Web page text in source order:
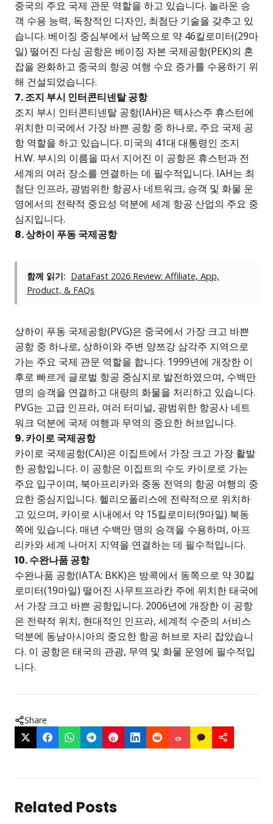
중국의 주요 국제 관문 역할을 하고 있습니다. 놀라운 승
객 수용 능력, 독창적인 디자인, 최첨단 기술을 갖추고 있
습니다. 베이징 중심부에서 남쪽으로 약 46킬로미터(29마
일) 떨어진 다싱 공항은 베이징 자본 국제공항(PEK)의 혼
잡을 완화하고 중국의 항공 여행 수요 증가를 수용하기 위
해 건설되었습니다.
7. 조지 부시 인터콘티넨탈 공항
조지 부시 인터콘티넨탈 공항(IAH)은 텍사스주 휴스턴에
위치한 미국에서 가장 바쁜 공항 중 하나로, 주요 국제 공
항 역할을 하고 있습니다. 미국의 41대 대통령인 조지
H.W. 부시의 이름을 따서 지어진 이 공항은 휴스턴과 전
세계의 여러 장소를 연결하는 데 필수적입니다. IAH는 최
첨단 인프라, 광범위한 항공사 네트워크, 승객 및 화물 운
영에서의 전략적 중요성 덕분에 세계 항공 산업의 주요 중
심지입니다.
8. 상하이 푸동 국제공항
함께 읽기: DataFast 2026 Review: Affiliate, App,
Product, & FAQs
상하이 푸동 국제공항(PVG)은 중국에서 가장 크고 바쁜
공항 중 하나로, 상하이와 주변 양쯔강 삼각주 지역으로
가는 주요 국제 관문 역할을 합니다. 1999년에 개장한 이
후로 빠르게 글로벌 항공 중심지로 발전하였으며, 수백만
명의 승객을 연결하고 대량의 화물을 처리하고 있습니다.
PVG는 고급 인프라, 여러 터미널, 광범위한 항공사 네트
워크 덕분에 국제 여행과 무역의 중요한 허브입니다.
9. 카이로 국제공항
카이로 국제공항(CAI)은 이집트에서 가장 크고 가장 활발
한 공항입니다. 이 공항은 이집트의 수도 카이로로 가는
주요 입구이며, 북아프리카와 중동 전역의 항공 여행의 중
요한 중심지입니다. 헬리오폴리스에 전략적으로 위치하
고 있으며, 카이로 시내에서 약 15킬로미터(9마일) 북동
쪽에 있습니다. 매년 수백만 명의 승객을 수용하며, 아프
리카와 세계 나머지 지역을 연결하는 데 필수적입니다.
10. 수완나품 공항
수완나품 공항(IATA: BKK)은 방콕에서 동쪽으로 약 30킬
로미터(19마일) 떨어진 사무트프라칸 주에 위치한 태국에
서 가장 크고 바쁜 공항입니다. 2006년에 개장한 이 공항
은 전략적 위치, 현대적인 인프라, 세계적 수준의 서비스
덕분에 동남아시아의 중요한 항공 허브로 자리 잡았습니
다. 이 공항은 태국의 관광, 무역 및 화물 운영에 필수적입
니다.
Share
Related Posts